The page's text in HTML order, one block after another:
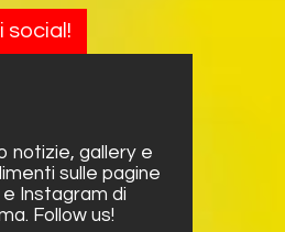
social!
notizie, gallery e
sulle pagine
Instagram di
Follow us!